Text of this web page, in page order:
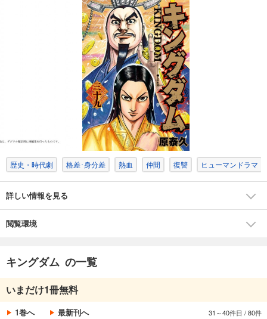
歴史・時代劇 格差･身分差 熱血 仲間 復讐 ヒューマンドラマ
詳しい情報を見る
閲覧環境
キングダム の一覧
いまだけ1冊無料
1巻へ 最新刊へ 31～40件目 /80件
あらすじを表示する
キングダム 27
円 (税込)
あらすじを表示する
キングダム 28
円 (税込)
試し読み
キングダム 29
カート
あらすじを表示する
キングダム 30
679円 (税込)